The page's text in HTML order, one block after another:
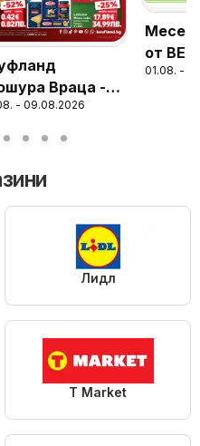
Враца -
оферти
- 09.08.2026
от
01.08. -
Лидл
T Market